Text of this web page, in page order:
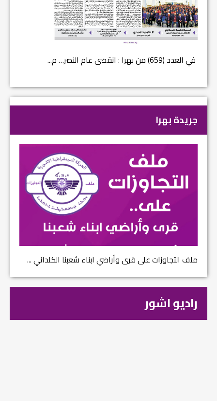
في العدد (659) من بهرا : انقضى عام النصر… م...
جريدة بهرا
ملف التجاوزات على قرى وأراضي ابناء شعبنا الكلداني ...
راديو اشور